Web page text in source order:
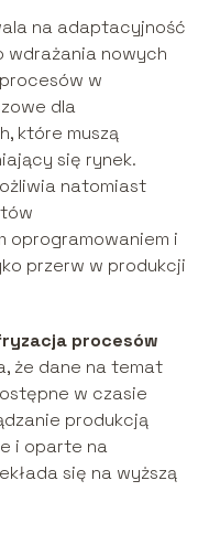
na adaptacyjność
wdrażania nowych
w
dla
które muszą
się rynek.
natomiast
oprogramowaniem i
przerw w produkcji
procesów
że dane na temat
w czasie
produkcją
i oparte na
się na wyższą